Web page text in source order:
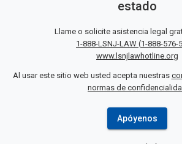
estado
Llame o solicite asistencia legal
1-888-LSNJ-LAW (1-888-576-
www.lsnjlawhotline.org
Al usar este sitio web usted acepta nuestras
normas de
Apóyenos